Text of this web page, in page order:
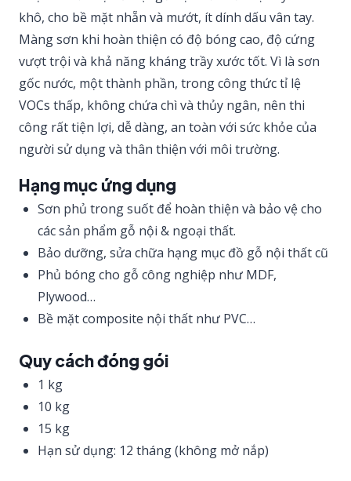
khô, cho bề mặt nhẵn và mướt, ít dính dấu vân tay.
Màng sơn khi hoàn thiện có độ bóng cao, độ cứng
vượt trội và khả năng kháng trầy xước tốt. Vì là sơn
gốc nước, một thành phần, trong công thức tỉ lệ
VOCs thấp, không chứa chì và thủy ngân, nên thi
công rất tiện lợi, dễ dàng, an toàn với sức khỏe của
người sử dụng và thân thiện với môi trường.
Hạng mục ứng dụng
Sơn phủ trong suốt để hoàn thiện và bảo vệ cho
các sản phẩm gỗ nội & ngoại thất.
Bảo dưỡng, sửa chữa hạng mục đồ gỗ nội thất cũ
Phủ bóng cho gỗ công nghiệp như MDF,
Plywood…
Bề mặt composite nội thất như PVC…
Quy cách đóng gói
1 kg
10 kg
15 kg
Hạn sử dụng: 12 tháng (không mở nắp)